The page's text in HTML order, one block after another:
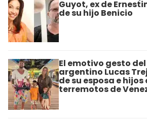
Guyot, ex de
de su hijo Benicio
El emotivo gesto
argentino Lucas
de su esposa e hijos
terremotos de